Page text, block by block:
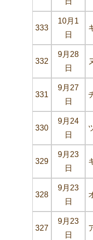
333
10月1
日
332
9月28
日
331
9月27
日
330
9月24
日
329
9月23
日
328
9月23
日
327
9月23
日